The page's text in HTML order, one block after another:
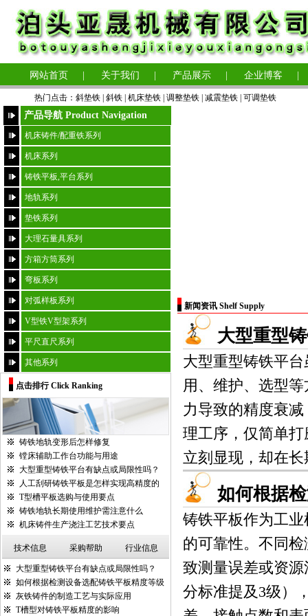
网站首页 关于我们 产品展示 企业博客
热门点击： 斜垫铁 斜铁 | 机床垫铁 调整垫铁 减震垫铁 可调垫铁
产品导航 Product Navigation
机床铸件/配重铁系列
机床系列
铸铁平板,平台系列
地轨系列
垫铁系列
大理石量具系列
方箱方筒系列
弯板系列
对弧样板系列
V型铁V型架系列
平尺直尺系列
其他系列
点击排行 Click Ranking
铸铁地轨变形后怎样修复
镗床辅助工作台功能与用途
大型重型铸铁平台有缺点或局限性吗？
人工刮研铸铁平板是怎样实现高精度的
T型槽平板选购与使用要点
铸铁地轨长期使用维护需注意什么
机床铸件生产浇注工艺技术要点
技术信息 采购帮助 行业信息
大型重型铸铁平台有缺点或局限性吗？
如何根据检测设备选配铸铁平板精度等级
灰铁铸件的制造工艺与实际应用
T槽型对铸铁平板精度的影响
新闻资讯 Shelf Supply
大型重型
大型重型铸铁平
用、维护、选型
力导致的精度衰
理工序，仅简单
立刻显现，却在
如何根据
铸铁平板作为工
的可靠性。不同
致测量误差或资
分标准提及3级）